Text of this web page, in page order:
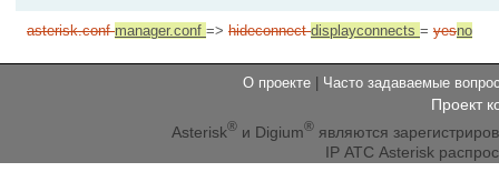
asterisk.confmanager.conf => hideconnectdisplayconnects = yesno
О проекте | Часто задаваемые
Проект
Asterisk®и Digium®являются
IP АТС Asterisk